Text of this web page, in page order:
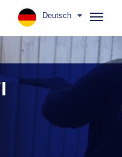
Deutsch